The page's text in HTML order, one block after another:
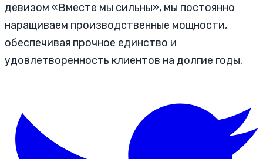
девизом «Вместе мы сильны», мы постоянно
наращиваем производственные мощности,
обеспечивая прочное единство и
удовлетворенность клиентов на долгие годы.